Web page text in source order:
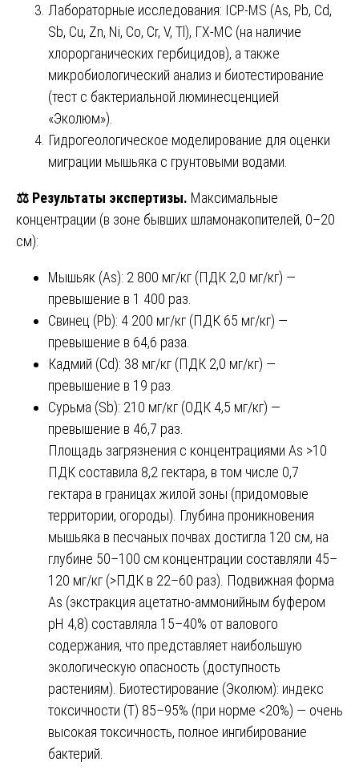
Лабораторные исследования: ICP-MS (As, Pb, Cd,
Sb, Cu, Zn, Ni, Co, Cr, V, Tl), ГХ-МС (на наличие
хлорорганических гербицидов), а также
микробиологический анализ и биотестирование
(тест с бактериальной люминесценцией
«Эколюм»).
Гидрогеологическое моделирование для оценки
миграции мышьяка с грунтовыми водами.
⚖️ Результаты экспертизы. Максимальные
концентрации (в зоне бывших шламонакопителей, 0–20
см):
Мышьяк (As): 2 800 мг/кг (ПДК 2,0 мг/кг) —
превышение в 1 400 раз.
Свинец (Pb): 4 200 мг/кг (ПДК 65 мг/кг) —
превышение в 64,6 раза.
Кадмий (Cd): 38 мг/кг (ПДК 2,0 мг/кг) —
превышение в 19 раз.
Сурьма (Sb): 210 мг/кг (ОДК 4,5 мг/кг) —
превышение в 46,7 раз.
Площадь загрязнения с концентрациями As >10
ПДК составила 8,2 гектара, в том числе 0,7
гектара в границах жилой зоны (придомовые
территории, огороды). Глубина проникновения
мышьяка в песчаных почвах достигла 120 см, на
глубине 50–100 см концентрации составляли 45–
120 мг/кг (>ПДК в 22–60 раз). Подвижная форма
As (экстракция ацетатно-аммонийным буфером
pH 4,8) составляла 15–40% от валового
содержания, что представляет наибольшую
экологическую опасность (доступность
растениям). Биотестирование (Эколюм): индекс
токсичности (Т) 85–95% (при норме <20%) — очень
высокая токсичность, полное ингибирование
бактерий.